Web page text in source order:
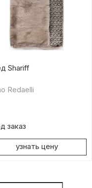
Shariff
Redaelli
заказ
узнать цену